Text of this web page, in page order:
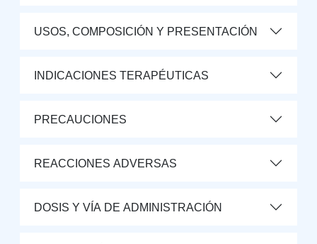
USOS, COMPOSICIÓN Y PRESENTACIÓN
INDICACIONES TERAPÉUTICAS
PRECAUCIONES
REACCIONES ADVERSAS
DOSIS Y VÍA DE ADMINISTRACIÓN